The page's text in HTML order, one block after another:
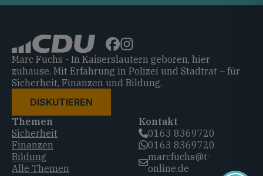
Marc Fuchs - In Kaiserslautern geboren, hier
zuhause. Mit Erfahrung in Polizei und Stadtrat – für
Sicherheit, Finanzen und Bildung.
DISKUTIEREN
Themen
Sicherheit
Finanzen
Bildung
Alle Themen
Kontakt
0163 8369720‬
0163 8369720‬
marcfuchs@t-
online.de